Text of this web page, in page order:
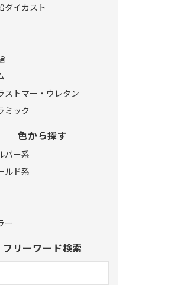
ダイカスト
ストマー・ウレタン
ミック
色から探す
バー系
ルド系
ー
フリーワード検索